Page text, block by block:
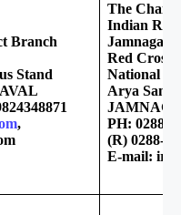
Branch
Stand
,
The
Indian Red
Jamnagar
Red Cross
National
Arya
PH: 0288-
(R) 0288-
E-mail: